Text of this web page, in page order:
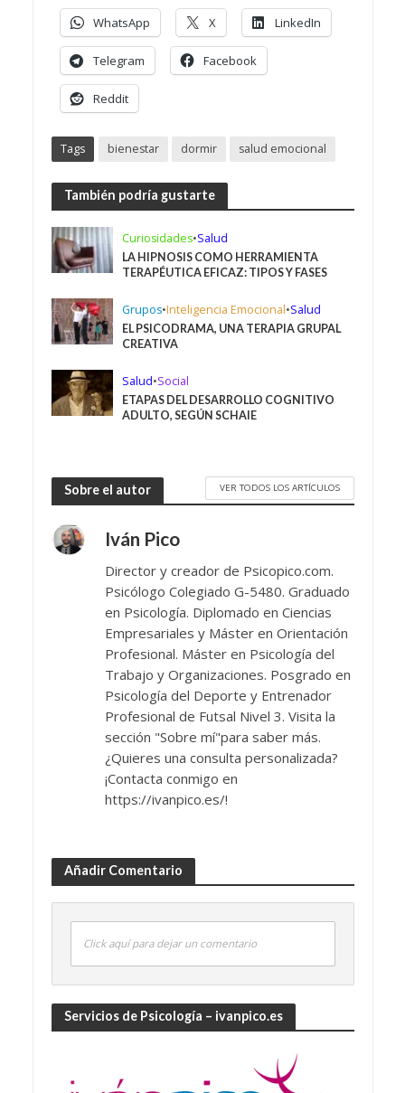
WhatsApp X LinkedIn
Telegram Facebook
Reddit
Tags bienestar dormir salud emocional
También podría gustarte
Curiosidades•Salud
LA HIPNOSIS COMO HERRAMIENTA
TERAPÉUTICA EFICAZ: TIPOS Y FASES
Grupos•Inteligencia Emocional•Salud
EL PSICODRAMA, UNA TERAPIA GRUPAL
CREATIVA
Salud•Social
ETAPAS DEL DESARROLLO COGNITIVO
ADULTO, SEGÚN SCHAIE
Sobre el autor VER TODOS LOS ARTÍCULOS
Iván Pico
Director y creador de Psicopico.com.
Psicólogo Colegiado G-5480. Graduado
en Psicología. Diplomado en Ciencias
Empresariales y Máster en Orientación
Profesional. Máster en Psicología del
Trabajo y Organizaciones. Posgrado en
Psicología del Deporte y Entrenador
Profesional de Futsal Nivel 3. Visita la
sección "Sobre mí"para saber más.
¿Quieres una consulta personalizada?
¡Contacta conmigo en
https://ivanpico.es/!
Añadir Comentario
Click aquí para dejar un comentario
Servicios de Psicología – ivanpico.es